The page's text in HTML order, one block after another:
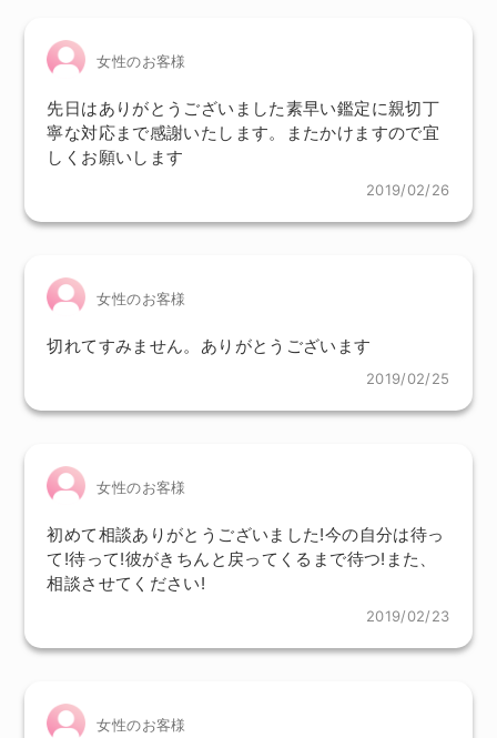
女性のお客様
先日はありがとうございました素早い鑑定に親切丁
寧な対応まで感謝いたします。またかけますので宜
しくお願いします
2019/02/26
女性のお客様
切れてすみません。ありがとうございます
2019/02/25
女性のお客様
初めて相談ありがとうございました!今の自分は待っ
て!待って!彼がきちんと戻ってくるまで待つ!また、
相談させてください!
2019/02/23
女性のお客様